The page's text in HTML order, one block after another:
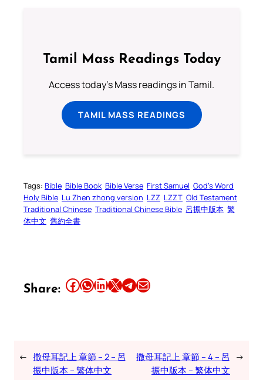
Tamil Mass Readings Today
Access today's Mass readings in Tamil.
TAMIL MASS READINGS
Tags: Bible Bible Book Bible Verse First Samuel God’s Word
Holy Bible Lu Zhen zhong version LZZ LZZT Old Testament
Traditional Chinese Traditional Chinese Bible 呂振中版本 繁
体中文 舊約全書
Share: Share this article on Facebook Share this article on WhatsApp Share this article on LinkedIn Share this article on X Share this article on TelegramEmail this Article
← 撒母耳記上 章節 – 2 – 呂
振中版本 – 繁体中文
撒母耳記上 章節 – 4 – 呂
振中版本 – 繁体中文
→